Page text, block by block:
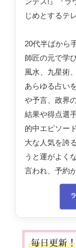
じめとするテ
20代半ばから
師匠の元で学
風水、九星術
あらゆる占い
や予言、政界
結果や得点選
的中エピソー
大な人気を誇
うと運がよく
言われ、予約